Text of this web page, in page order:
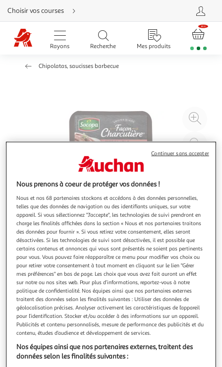
Aller
directement
au
contenu
Aller
directement
Aller
Choisir vos courses
Rayons Recherche Mes produits
Chipolatas, saucisses barbecue
à
3,9 (13)
SOCOPA
Assortiment chipolatas et merguez façon charcutière
Une recette "Traditionnelle".Garantie pur porc VPF en
boyau naturel avec un gros grain de viande pour plus de
texture et de moelleux.Des Merguez bœuf/mouton riches
en viande.
En savoir +
6 pièces
Vous voulez connaître le prix de ce produit ?
Nous prenons à coeur de protéger vos données !
Nous et nos 68 partenaires stockons et accédons à des données personnelles,
telles que des données de navigation ou des identifiants uniques, sur votre
appareil. Si vous sélectionnez "J'accepte", les technologies de suivi prendront en
charge les finalités affichées dans la section « Nous et nos partenaires traitons
des données pour fournir ». Si vous retirez votre consentement, elles seront
désactivées. Si les technologies de suivi sont désactivées, il est possible que
certains contenus et annonces qui vous sont présentés ne soient pas pertinents
pour vous. Vous pouvez faire réapparaître ce menu pour modifier vos choix ou
pour retirer votre consentement à tout moment en cliquant sur le lien "Gérer
mes préférences" en bas de page. Les choix que vous avez fait auront un effet
sur notre ou nos sites web. Pour plus d’informations, reportez-vous à notre
politique de confidentialité. Nos équipes ainsi que nos partenaires externes
traitent des données selon les finalités suivantes : Utiliser des données de
géolocalisation précises. Analyser activement les caractéristiques de l’appareil
pour l’identification. Stocker et/ou accéder à des informations sur un appareil.
Publicités et contenu personnalisés, mesure de performance des publicités et du
contenu, études d’audience et développement de services.
Nos équipes ainsi que nos partenaires externes, traitent des
données selon les finalités suivantes :
Continuer sans accepter